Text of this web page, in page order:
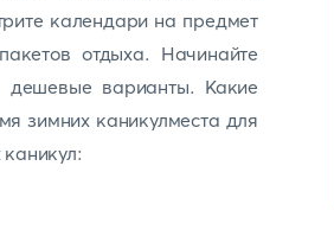
календари на предмет
отдыха. Начинайте
дешевые варианты. Какие
зимних каникулместа для